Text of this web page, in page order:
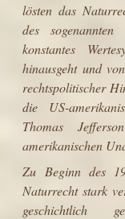
lösten das
des sogenannten
konstantes
hinausgeht und
rechtspolitischer
die US-
Thomas Jefferson
amerikanischen
Zu Beginn des
Naturrecht stark
geschichtlich